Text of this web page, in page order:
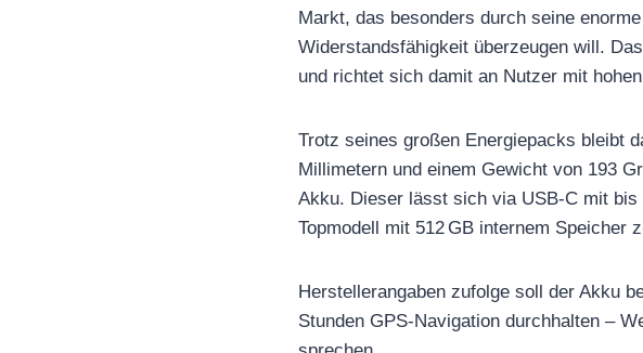
Markt, das besonders durch seine
Widerstandsfähigkeit überzeugen will.
und richtet sich damit an Nutzer mit
Trotz seines großen Energiepacks bleibt
Millimetern und einem Gewicht von 193
Akku. Dieser lässt sich via USB-C mit
Topmodell mit 512 GB internem Speicher
Herstellerangaben zufolge soll der Akku
Stunden GPS-Navigation durchhalten –